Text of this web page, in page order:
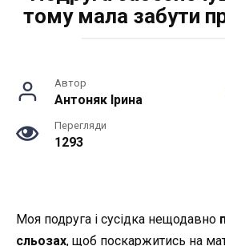
тому мала забути
Автор
Антоняк Ірина
Перегляди
1293
Моя подруга і сусідка нещодавно
сльозах, щоб поскаржитись на